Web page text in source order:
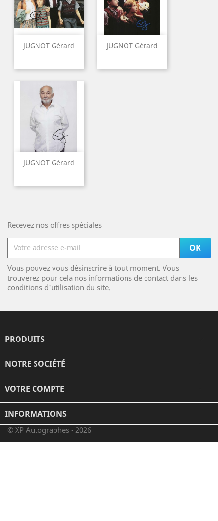
JUGNOT Gérard JUGNOT Gérard
JUGNOT Gérard
Recevez nos offres spéciales
Vous pouvez vous désinscrire à tout moment. Vous
trouverez pour cela nos informations de contact dans les
conditions d'utilisation du site.
PRODUITS
NOTRE SOCIÉTÉ
VOTRE COMPTE
INFORMATIONS
© XP Autographes - 2026